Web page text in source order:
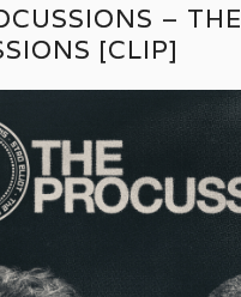
– THE
[CLIP]